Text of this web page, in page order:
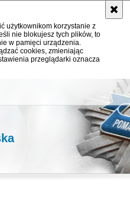
użytkownikom korzystanie z
nie blokujesz tych plików, to
w pamięci urządzenia.
cookies, zmieniając
przeglądarki oznacza